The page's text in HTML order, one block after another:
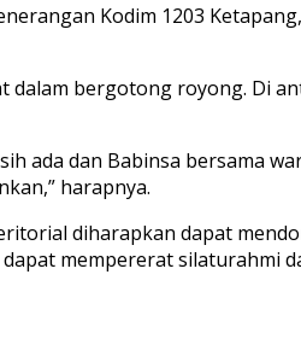
Kodim 1203
bergotong royong. Di
ada dan Babinsa bersama
harapnya.
diharapkan dapat
mempererat silaturahmi